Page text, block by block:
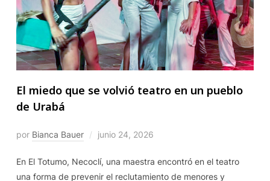
El miedo que se volvió teatro en un pueblo
de Urabá
por Bianca Bauer junio 24, 2026
En El Totumo, Necoclí, una maestra encontró en el teatro
una forma de prevenir el reclutamiento de menores y